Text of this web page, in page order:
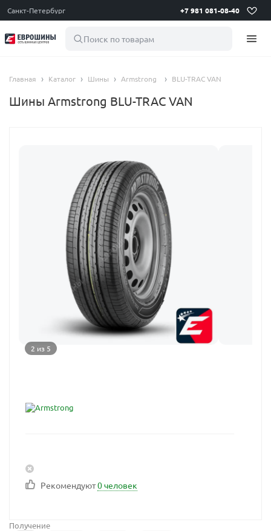
Санкт-Петербург +7 981 081-08-40
Поиск по товарам
Главная Каталог Шины Armstrong BLU-TRAC VAN
Шины Armstrong BLU-TRAC VAN
2 из 5
Рекомендуют0 человек
Получение